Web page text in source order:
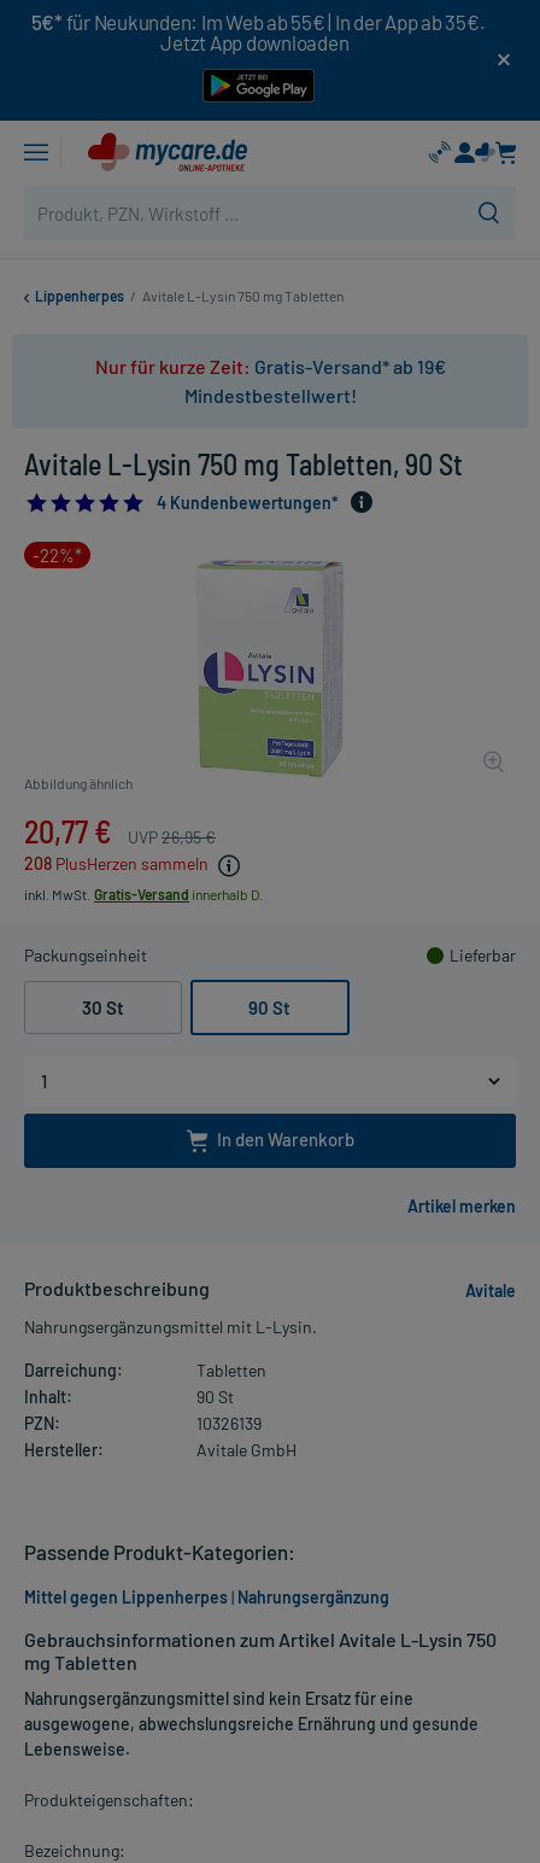
5€* für Neukunden: Im Web ab 55€ | In der App ab 35€.
Jetzt App downloaden
Lippenherpes / Avitale L-Lysin 750 mg Tabletten
Nur für kurze Zeit: Gratis-Versand* ab 19€
Mindestbestellwert!
Avitale L-Lysin 750 mg Tabletten, 90 St
4.75
4 Kundenbewertungen*
-22%*
Abbildung ähnlich
20,77 € UVP26,95 €
208 PlusHerzen sammeln
inkl. MwSt. Gratis-Versand innerhalb D.
Packungseinheit Lieferbar
30 St 90 St
In den Warenkorb
Produktbeschreibung
Avitale
Nahrungsergänzungsmittel mit L-Lysin.
Darreichung:
Tabletten
Inhalt:
90 St
PZN:
10326139
Hersteller:
Avitale GmbH
Gebrauchsinformationen zum Artikel Avitale L-Lysin 750
mg Tabletten
Nahrungsergänzungsmittel sind kein Ersatz für eine
ausgewogene, abwechslungsreiche Ernährung und gesunde
Lebensweise.
Produkteigenschaften:
Bezeichnung:
Passende Produkt-Kategorien:
Mittel gegen Lippenherpes| Nahrungsergänzung